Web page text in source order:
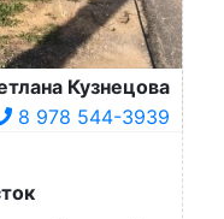
Кузнецова
8 978 544-3939